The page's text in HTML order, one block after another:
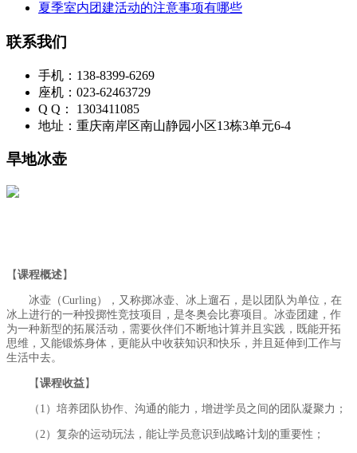
夏季室内团建活动的注意事项有哪些
联系我们
手机：138-8399-6269
座机：023-62463729
Q Q： 1303411085
地址：重庆南岸区南山静园小区13栋3单元6-4
旱地冰壶
【课程概述】
冰壶（Curling），又称掷冰壶、冰上遛石，是以团队为单位，在
冰上进行的一种投掷性竞技项目，是冬奥会比赛项目。冰壶团建，作
为一种新型的拓展活动，需要伙伴们不断地计算并且实践，既能开拓
思维，又能锻炼身体，更能从中收获知识和快乐，并且延伸到工作与
生活中去。
【课程收益】
（1）培养团队协作、沟通的能力，增进学员之间的团队凝聚力；
（2）复杂的运动玩法，能让学员意识到战略计划的重要性；